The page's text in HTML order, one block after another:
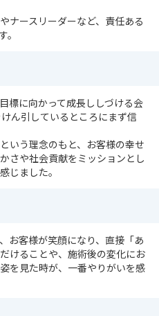
ナースリーダーなど、責任ある
標に向かって成長ししづける会
ん引しているところにまず信
いう理念のもと、お客様の幸せ
さや社会貢献をミッションとし
じました。
お客様が笑顔になり、直接「あ
けることや、施術後の変化にお
を見た時が、一番やりがいを感